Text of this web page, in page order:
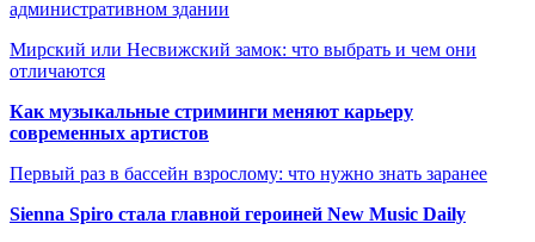
административном здании
Мирский или Несвижский замок: что выбрать и чем они
отличаются
Как музыкальные стриминги меняют карьеру
современных артистов
Первый раз в бассейн взрослому: что нужно знать заранее
Sienna Spiro стала главной героиней New Music Daily